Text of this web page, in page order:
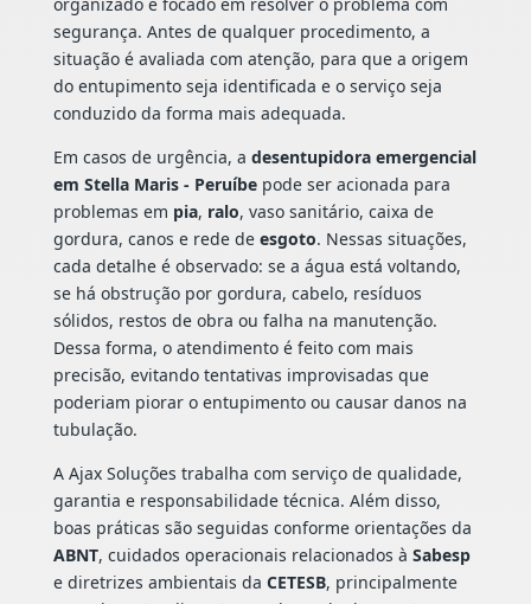
segurança. Antes de qualquer procedimento, a
situação é avaliada com atenção, para que a origem
do entupimento seja identificada e o serviço seja
conduzido da forma mais adequada.
Em casos de urgência, a desentupidora emergencial
em Stella Maris - Peruíbepode ser acionada para
problemas em pia, ralo, vaso sanitário, caixa de
gordura, canos e rede de esgoto. Nessas situações,
cada detalhe é observado: se a água está voltando,
se há obstrução por gordura, cabelo, resíduos
sólidos, restos de obra ou falha na manutenção.
Dessa forma, o atendimento é feito com mais
precisão, evitando tentativas improvisadas que
poderiam piorar o entupimento ou causar danos na
tubulação.
A Ajax Soluções trabalha com serviço de qualidade,
garantia e responsabilidade técnica. Além disso,
boas práticas são seguidas conforme orientações da
ABNT, cuidados operacionais relacionados à Sabesp
e diretrizes ambientais da CETESB, principalmente